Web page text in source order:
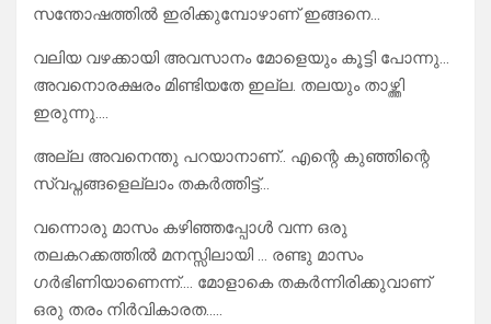
സന്തോഷത്തിൽ ഇരിക്കുമ്പോഴാണ് ഇങ്ങനെ…
വലിയ വഴക്കായി അവസാനം മോളെയും കൂട്ടി പോന്നു…
അവനൊരക്ഷരം മിണ്ടിയതേ ഇല്ല. തലയും താഴ്ത്തി
ഇരുന്നു….
അല്ല അവനെന്തു പറയാനാണ്.. എന്റെ കുഞ്ഞിന്റെ
സ്വപ്നങ്ങളെല്ലാം തകർത്തിട്ട്…
വന്നൊരു മാസം കഴിഞ്ഞപ്പോൾ വന്ന ഒരു
തലകറക്കത്തിൽ മനസ്സിലായി … രണ്ടു മാസം
ഗർഭിണിയാണെന്ന്…. മോളാകെ തകർന്നിരിക്കുവാണ്
ഒരു തരം നിർവികാരത…..